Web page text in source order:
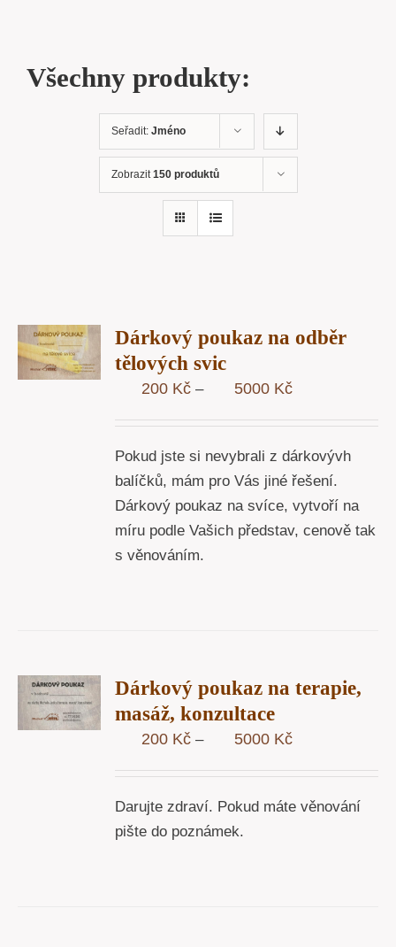
Všechny produkty:
Seřadit: Jméno
Zobrazit 150 produktů
Dárkový poukaz na odběr
tělových svic
200 Kč – 5000 KčRozpětí
až
5000 Kč
Pokud jste si nevybrali z dárkovývh
balíčků, mám pro Vás jiné řešení.
Dárkový poukaz na svíce, vytvoří na
míru podle Vašich představ, cenově tak
s věnováním.
Dárkový poukaz na terapie,
masáž, konzultace
200 Kč – 5000 KčRozpětí
až
Darujte zdraví. Pokud máte věnování
pište do poznámek.